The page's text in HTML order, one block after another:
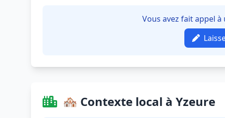
Vous avez fait appel à
🏘️ Contexte local à Yzeure